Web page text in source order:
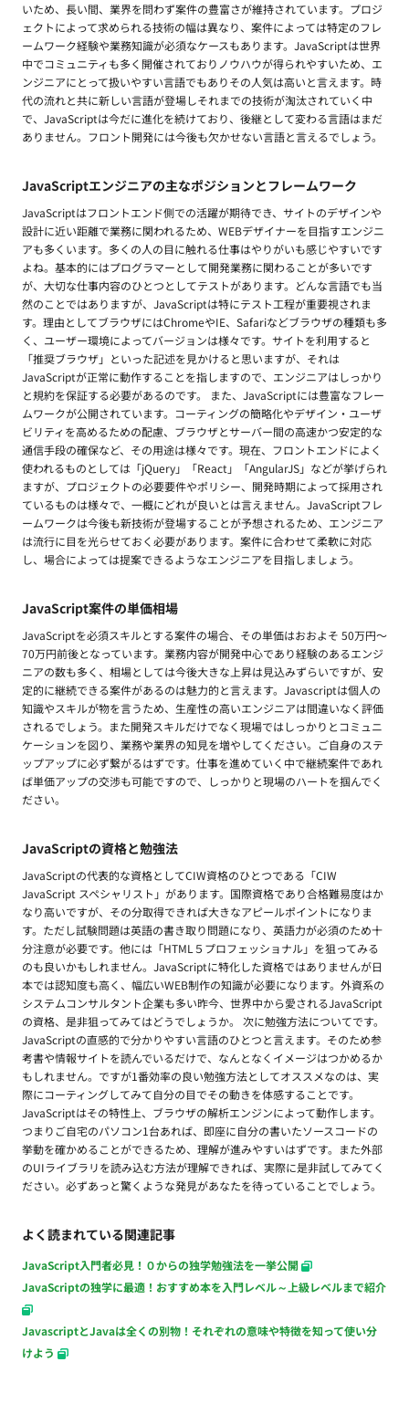
いため、長い間、業界を問わず案件の豊富さが維持されています。プロジ
ェクトによって求められる技術の幅は異なり、案件によっては特定のフレ
ームワーク経験や業務知識が必須なケースもあります。JavaScriptは世界
中でコミュニティも多く開催されておりノウハウが得られやすいため、エ
ンジニアにとって扱いやすい言語でもありその人気は高いと言えます。時
代の流れと共に新しい言語が登場しそれまでの技術が淘汰されていく中
で、JavaScriptは今だに進化を続けており、後継として変わる言語はまだ
ありません。フロント開発には今後も欠かせない言語と言えるでしょう。
JavaScriptエンジニアの主なポジションとフレームワーク
JavaScriptはフロントエンド側での活躍が期待でき、サイトのデザインや
設計に近い距離で業務に関われるため、WEBデザイナーを目指すエンジニ
アも多くいます。多くの人の目に触れる仕事はやりがいも感じやすいです
よね。基本的にはプログラマーとして開発業務に関わることが多いです
が、大切な仕事内容のひとつとしてテストがあります。どんな言語でも当
然のことではありますが、JavaScriptは特にテスト工程が重要視されま
す。理由としてブラウザにはChromeやIE、Safariなどブラウザの種類も多
く、ユーザー環境によってバージョンは様々です。サイトを利用すると
「推奨ブラウザ」といった記述を見かけると思いますが、それは
JavaScriptが正常に動作することを指しますので、エンジニアはしっかり
と規約を保証する必要があるのです。 また、JavaScriptには豊富なフレー
ムワークが公開されています。コーティングの簡略化やデザイン・ユーザ
ビリティを高めるための配慮、ブラウザとサーバー間の高速かつ安定的な
通信手段の確保など、その用途は様々です。現在、フロントエンドによく
使われるものとしては「jQuery」「React」「AngularJS」などが挙げられ
ますが、プロジェクトの必要要件やポリシー、開発時期によって採用され
ているものは様々で、一概にどれが良いとは言えません。JavaScriptフレ
ームワークは今後も新技術が登場することが予想されるため、エンジニア
は流行に目を光らせておく必要があります。案件に合わせて柔軟に対応
し、場合によっては提案できるようなエンジニアを目指しましょう。
JavaScript案件の単価相場
JavaScriptを必須スキルとする案件の場合、その単価はおおよそ 50万円〜
70万円前後となっています。業務内容が開発中心であり経験のあるエンジ
ニアの数も多く、相場としては今後大きな上昇は見込みずらいですが、安
定的に継続できる案件があるのは魅力的と言えます。Javascriptは個人の
知識やスキルが物を言うため、生産性の高いエンジニアは間違いなく評価
されるでしょう。また開発スキルだけでなく現場ではしっかりとコミュニ
ケーションを図り、業務や業界の知見を増やしてください。ご自身のステ
ップアップに必ず繋がるはずです。仕事を進めていく中で継続案件であれ
ば単価アップの交渉も可能ですので、しっかりと現場のハートを掴んでく
ださい。
JavaScriptの資格と勉強法
JavaScriptの代表的な資格としてCIW資格のひとつである「CIW
JavaScript スペシャリスト」があります。国際資格であり合格難易度はか
なり高いですが、その分取得できれば大きなアピールポイントになりま
す。ただし試験問題は英語の書き取り問題になり、英語力が必須のため十
分注意が必要です。他には「HTML５プロフェッショナル」を狙ってみる
のも良いかもしれません。JavaScriptに特化した資格ではありませんが日
本では認知度も高く、幅広いWEB制作の知識が必要になります。外資系の
システムコンサルタント企業も多い昨今、世界中から愛されるJavaScript
の資格、是非狙ってみてはどうでしょうか。 次に勉強方法についてです。
JavaScriptの直感的で分かりやすい言語のひとつと言えます。そのため参
考書や情報サイトを読んでいるだけで、なんとなくイメージはつかめるか
もしれません。ですが1番効率の良い勉強方法としてオススメなのは、実
際にコーティングしてみて自分の目でその動きを体感することです。
JavaScriptはその特性上、ブラウザの解析エンジンによって動作します。
つまりご自宅のパソコン1台あれば、即座に自分の書いたソースコードの
挙動を確かめることができるため、理解が進みやすいはずです。また外部
のUIライブラリを読み込む方法が理解できれば、実際に是非試してみてく
ださい。必ずあっと驚くような発見があなたを待っていることでしょう。
よく読まれている関連記事
JavaScript入門者必見！０からの独学勉強法を一挙公開
JavaScriptの独学に最適！おすすめ本を入門レベル～上級レベルまで紹介
JavascriptとJavaは全くの別物！それぞれの意味や特徴を知って使い分
けよう